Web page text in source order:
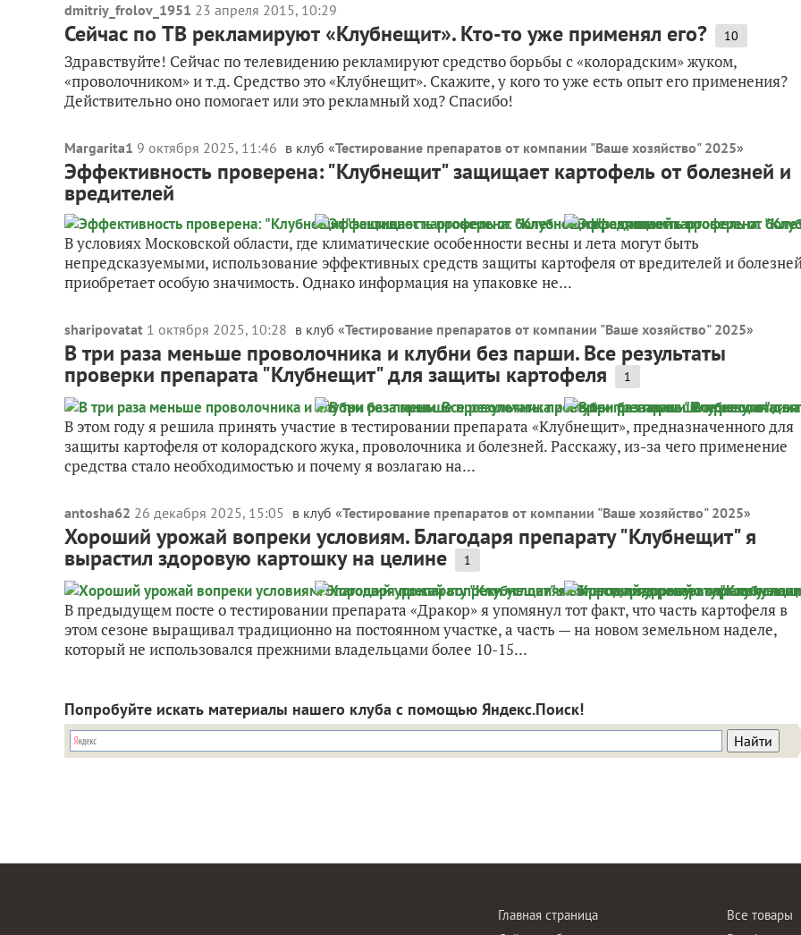
dmitriy_frolov_1951 23 апреля 2015, 10:29
Сейчас по ТВ рекламируют «Клубнещит». Кто-то уже применял его? 10
Здравствуйте! Сейчас по телевидению рекламируют средство борьбы с «колорадским» жуком,
«проволочником» и т.д. Средство это «Клубнещит». Скажите, у кого то уже есть опыт его применения?
Действительно оно помогает или это рекламный ход? Спасибо!
Margarita1 9 октября 2025, 11:46 в клуб «Тестирование препаратов от компании "Ваше хозяйство" 2025»
Эффективность проверена: "Клубнещит" защищает картофель от болезней и
вредителей
В условиях Московской области, где климатические особенности весны и лета могут быть
непредсказуемыми, использование эффективных средств защиты картофеля от вредителей и
приобретает особую значимость. Однако информация на упаковке не...
sharipovatat 1 октября 2025, 10:28 в клуб «Тестирование препаратов от компании "Ваше хозяйство" 2025»
В три раза меньше проволочника и клубни без парши. Все результаты
проверки препарата "Клубнещит" для защиты картофеля 1
В этом году я решила принять участие в тестировании препарата «Клубнещит», предназначенного для
защиты картофеля от колорадского жука, проволочника и болезней. Расскажу, из-за чего применение
средства стало необходимостью и почему я возлагаю на...
antosha62 26 декабря 2025, 15:05 в клуб «Тестирование препаратов от компании "Ваше хозяйство" 2025»
Хороший урожай вопреки условиям. Благодаря препарату "Клубнещит" я
вырастил здоровую картошку на целине 1
В предыдущем посте о тестировании препарата «Дракор» я упомянул тот факт, что часть картофеля в
этом сезоне выращивал традиционно на постоянном участке, а часть — на новом земельном наделе,
который не использовался прежними владельцами более 10-15...
Попробуйте искать материалы нашего клуба с помощью Яндекс.Поиск!
Главная страница
Все товары